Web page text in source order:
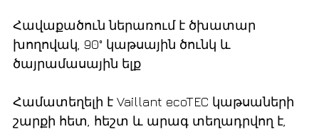
Հավաքածուն ներառում է ծխատար
խողովակ, 90° կաթսային ծունկ և
ծայրամասային ելք
Համատեղելի է Vaillant ecoTEC կաթսաների
շարքի հետ, հեշտ և արագ տեղադրվող է,